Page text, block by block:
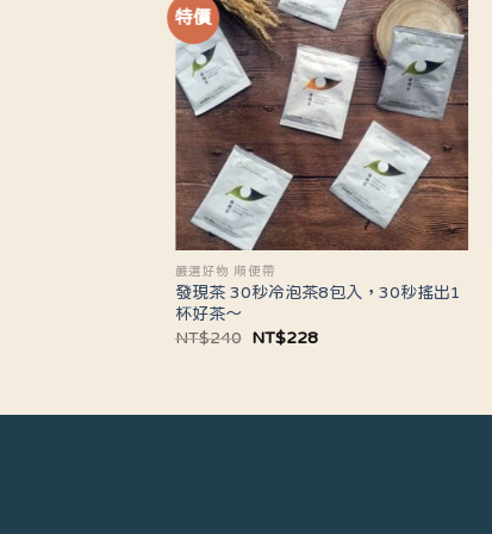
特價
嚴選好物 順便帶
發現茶 30秒冷泡茶8包入，30秒搖出1
杯好茶～
NT$240
原
NT$228目